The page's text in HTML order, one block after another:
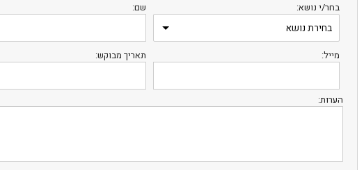
בחר/י נושא: שם:
מייל: תאריך מבוקש:
הערות: